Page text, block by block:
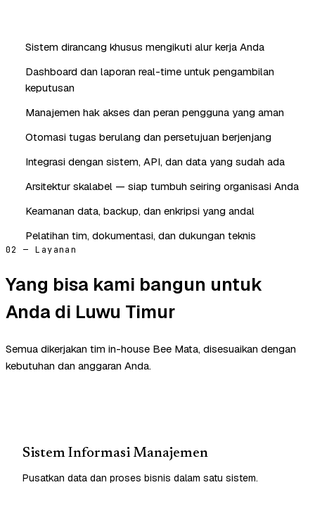
Sistem dirancang khusus mengikuti alur kerja Anda
Dashboard dan laporan real-time untuk pengambilan
keputusan
Manajemen hak akses dan peran pengguna yang aman
Otomasi tugas berulang dan persetujuan berjenjang
Integrasi dengan sistem, API, dan data yang sudah ada
Arsitektur skalabel — siap tumbuh seiring organisasi Anda
Keamanan data, backup, dan enkripsi yang andal
Pelatihan tim, dokumentasi, dan dukungan teknis
02 — Layanan
Yang bisa kami bangun untuk
Anda di Luwu Timur
Semua dikerjakan tim in-house Bee Mata, disesuaikan dengan
kebutuhan dan anggaran Anda.
Sistem Informasi Manajemen
Pusatkan data dan proses bisnis dalam satu sistem.